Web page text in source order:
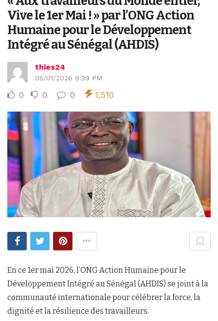
Vive le 1er Mai ! » par l’ONG Action
Humaine pour le Développement
Intégré au Sénégal (AHDIS)
thies24
05/01/2026 9:39 PM
0 0 0 1,510
En ce 1er mai 2026, l’ONG Action Humaine pour le
Développement Intégré au Sénégal (AHDIS) se joint à la
communauté internationale pour célébrer la force, la
dignité et la résilience des travailleurs.